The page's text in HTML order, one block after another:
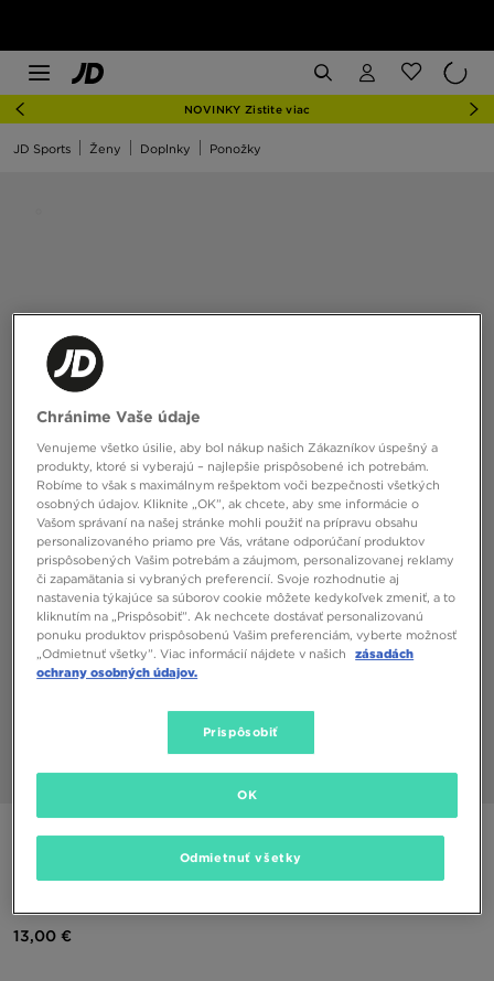
NOVINKY Zistite viac
JD Sports Ženy Doplnky Ponožky
ŠPECIÁLNY PRODUKT
ADIDAS PONOŽKY MID ANKLE SCK
13,00 €
Chránime Vaše údaje
Venujeme všetko úsilie, aby bol nákup našich Zákazníkov úspešný a
produkty, ktoré si vyberajú – najlepšie prispôsobené ich potrebám.
Robíme to však s maximálnym rešpektom voči bezpečnosti všetkých
osobných údajov. Kliknite „OK”, ak chcete, aby sme informácie o
Vašom správaní na našej stránke mohli použiť na prípravu obsahu
personalizovaného priamo pre Vás, vrátane odporúčaní produktov
prispôsobených Vašim potrebám a záujmom, personalizovanej reklamy
či zapamätania si vybraných preferencií. Svoje rozhodnutie aj
nastavenia týkajúce sa súborov cookie môžete kedykoľvek zmeniť, a to
kliknutím na „Prispôsobiť”. Ak nechcete dostávať personalizovanú
ponuku produktov prispôsobenú Vašim preferenciám, vyberte možnosť
„Odmietnuť všetky”. Viac informácií nájdete v našich
zásadách
ochrany osobných údajov.
Prispôsobiť
Odmietnuť všetky
OK